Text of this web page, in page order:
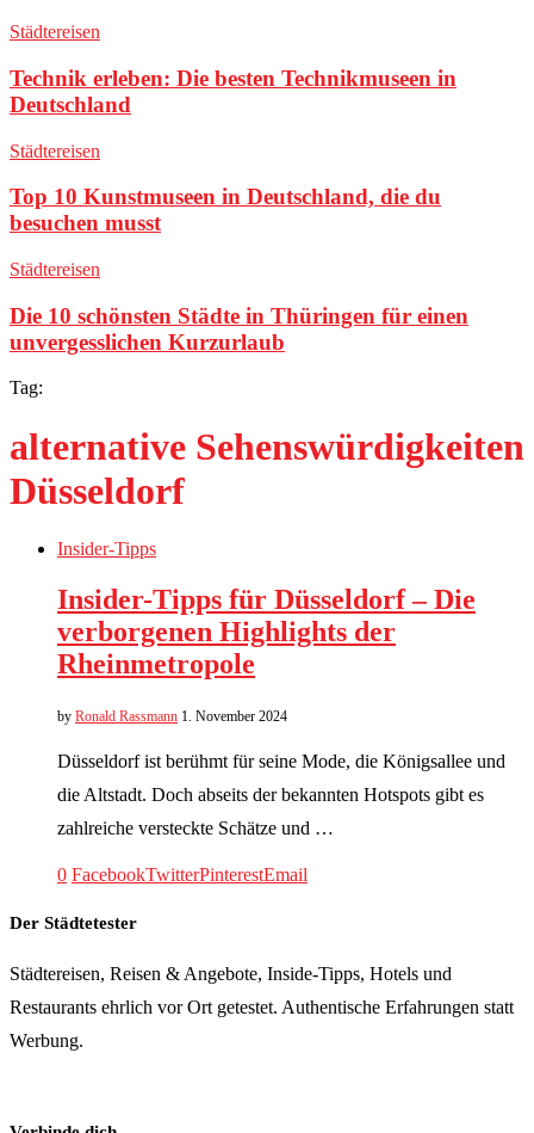
Städtereisen
Technik erleben: Die besten Technikmuseen in
Deutschland
Städtereisen
Top 10 Kunstmuseen in Deutschland, die du
besuchen musst
Städtereisen
Die 10 schönsten Städte in Thüringen für einen
unvergesslichen Kurzurlaub
Tag:
alternative Sehenswürdigkeiten
Düsseldorf
Insider-Tipps
Insider-Tipps für Düsseldorf – Die
verborgenen Highlights der
Rheinmetropole
by Ronald Rassmann 1. November 2024
Düsseldorf ist berühmt für seine Mode, die Königsallee und
die Altstadt. Doch abseits der bekannten Hotspots gibt es
zahlreiche versteckte Schätze und …
0 FacebookTwitterPinterestEmail
Der Städtetester
Städtereisen, Reisen & Angebote, Inside-Tipps, Hotels und
Restaurants ehrlich vor Ort getestet. Authentische Erfahrungen statt
Werbung.